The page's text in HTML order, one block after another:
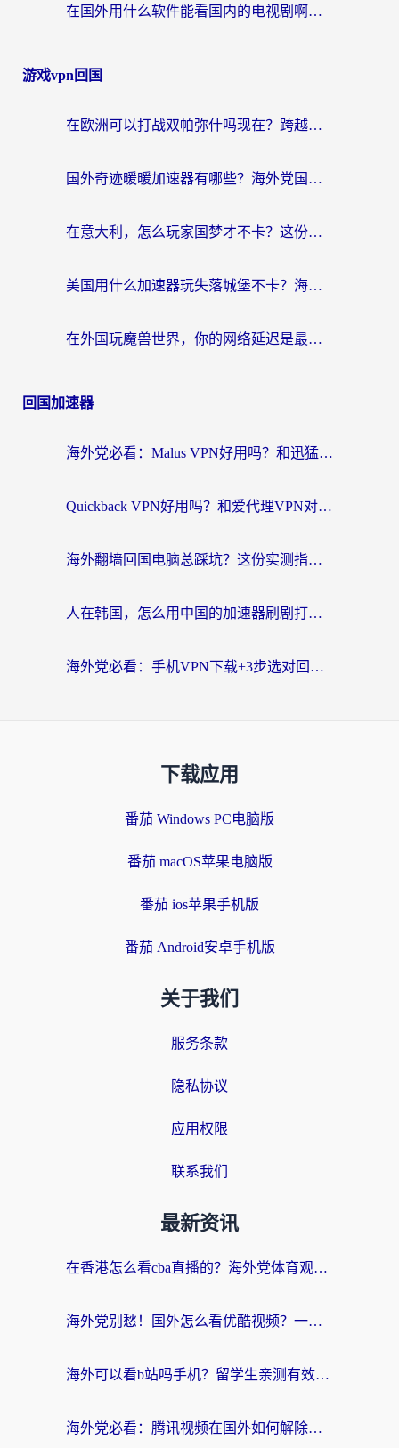
在国外用什么软件能看国内的电视剧啊？留学生亲测有效的回国加速方案
游戏vpn回国
在欧洲可以打战双帕弥什吗现在？跨越延迟墙的实战指南
国外奇迹暖暖加速器有哪些？海外党国服游戏畅玩终极指南（附亲测推荐）
在意大利，怎么玩家国梦才不卡？这份终极加速指南请收好
美国用什么加速器玩失落城堡不卡？海外党亲测有效的国服游戏加速指南
在外国玩魔兽世界，你的网络延迟是最大的敌人
回国加速器
海外党必看：Malus VPN好用吗？和迅猛兔VPN对比哪个回国效果更好？附真实体验与避坑指南
Quickback VPN好用吗？和爱代理VPN对比哪个回国效果更好？
海外翻墙回国电脑总踩坑？这份实测指南帮你选对加速器（附ChickCNinitapMalus对比）
人在韩国，怎么用中国的加速器刷剧打游戏？这份真实体验指南给你答案
海外党必看：手机VPN下载+3步选对回国加速器，无缝刷国内资源不再愁
下载应用
番茄 Windows PC电脑版
番茄 macOS苹果电脑版
番茄 ios苹果手机版
番茄 Android安卓手机版
关于我们
服务条款
隐私协议
应用权限
联系我们
最新资讯
在香港怎么看cba直播的？海外党体育观赛终极指南：告别版权限制，畅享中文解说
海外党别愁！国外怎么看优酷视频？一招解决追剧、看直播难题
海外可以看b站吗手机？留学生亲测有效的回国加速指南
海外党必看：腾讯视频在国外如何解除地域限制？附优酷咪咕使用指南